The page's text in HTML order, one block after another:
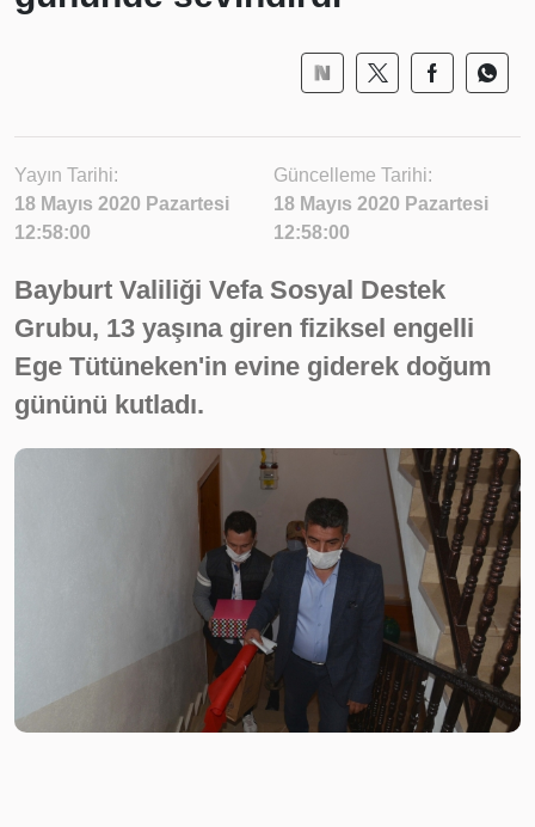
Yayın Tarihi:
18 Mayıs 2020 Pazartesi
12:58:00
Güncelleme Tarihi:
18 Mayıs 2020 Pazartesi
12:58:00
Bayburt Valiliği Vefa Sosyal Destek
Grubu, 13 yaşına giren fiziksel engelli
Ege Tütüneken'in evine giderek doğum
gününü kutladı.